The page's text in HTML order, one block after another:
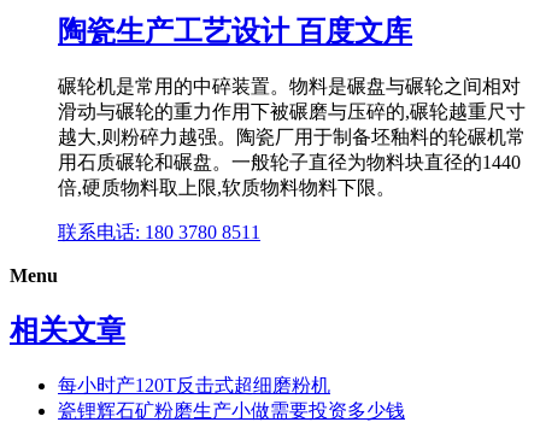
陶瓷生产工艺设计 百度文库
碾轮机是常用的中碎装置。物料是碾盘与碾轮之间相对
滑动与碾轮的重力作用下被碾磨与压碎的,碾轮越重尺寸
越大,则粉碎力越强。陶瓷厂用于制备坯釉料的轮碾机常
用石质碾轮和碾盘。一般轮子直径为物料块直径的1440
倍,硬质物料取上限,软质物料物料下限。
联系电话: 180 3780 8511
Menu
相关文章
每小时产120T反击式超细磨粉机
瓷锂辉石矿粉磨生产小做需要投资多少钱